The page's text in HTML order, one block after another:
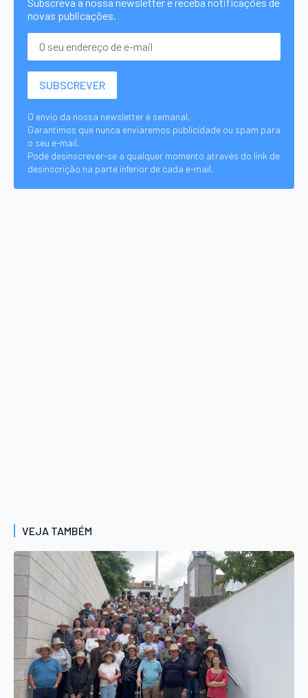
Subscreva a nossa newsletter e receba notificações de
novas publicações.
O envio da nossa newsletter é semanal.
Garantimos que nunca enviaremos publicidade ou spam para
o seu e-mail.
Pode desinscrever-se a qualquer momento através do link de
desinscrição na parte inferior de cada e-mail.
VEJA TAMBÉM